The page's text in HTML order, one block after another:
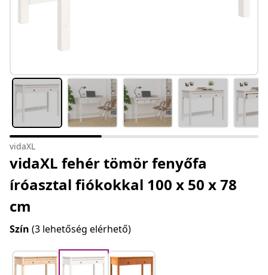
vidaXL
vidaXL fehér tömör fenyőfa
íróasztal fiókokkal 100 x 50 x 78
cm
Szín (3 lehetőség elérhető)